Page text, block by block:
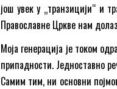
још увек у „транзицији“ и
Православне Цркве нам
Моја генерација је током
припадности. Једноставно
Самим тим, ни основни